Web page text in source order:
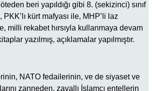
beri yapıldığı gibi 8. (sekizinci) sınıf
kürt mafyası ile, MHP’li laz
milli rekabet hırsıyla kullanmaya devam
yazılmış, açıklamalar yapılmıştır.
NATO fedailerinin, ve de siyaset ve
zanneden, zavallı İslamcı entellerin